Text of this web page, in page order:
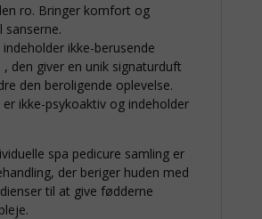
ro. Bringer komfort og
sanserne.
indeholder ikke-berusende
den giver en unik signaturduft
den beroligende oplevelse.
er ikke-psykoaktiv og indeholder
spa pedicure samling er
der beriger huden med
til at give fødderne